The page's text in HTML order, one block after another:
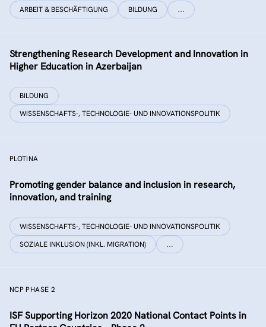
ARBEIT & BESCHÄFTIGUNG BILDUNG …
Strengthening Research Development and Innovation in
Higher Education in Azerbaijan
BILDUNG
WISSENSCHAFTS-, TECHNOLOGIE- UND INNOVATIONSPOLITIK
PLOTINA
Promoting gender balance and inclusion in research,
innovation, and training
WISSENSCHAFTS-, TECHNOLOGIE- UND INNOVATIONSPOLITIK
SOZIALE INKLUSION (INKL. MIGRATION)
…
NCP PHASE 2
ISF Supporting Horizon 2020 National Contact Points in